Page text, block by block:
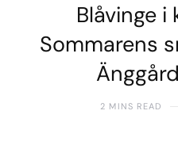
Blåvinge i
Sommarens
2 MINS READ